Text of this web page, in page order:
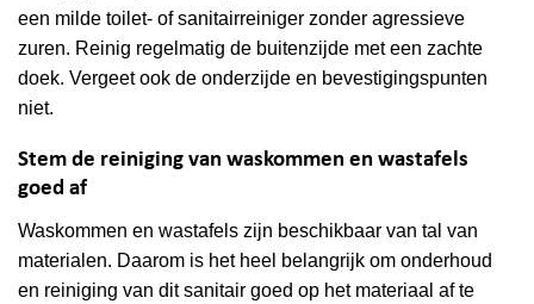
een milde toilet- of sanitairreiniger zonder agressieve
zuren. Reinig regelmatig de buitenzijde met een zachte
doek. Vergeet ook de onderzijde en bevestigingspunten
niet.
Stem de reiniging van waskommen en wastafels
goed af
Waskommen en wastafels zijn beschikbaar van tal van
materialen. Daarom is het heel belangrijk om onderhoud
en reiniging van dit sanitair goed op het materiaal af te